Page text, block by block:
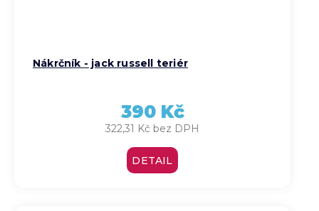
Nákrčník - jack russell teriér
322,31 Kč bez DPH
390 Kč
DETAIL